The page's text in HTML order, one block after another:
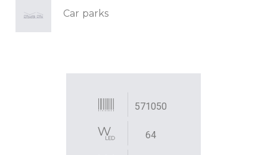
Car parks
571050
64